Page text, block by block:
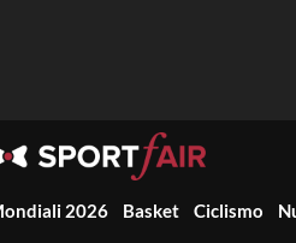
2026 Basket Ciclismo